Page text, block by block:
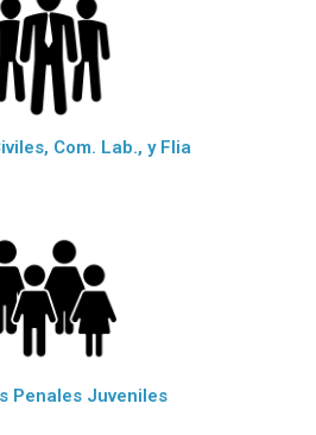
Com. Lab., y Flia
Penales Juveniles